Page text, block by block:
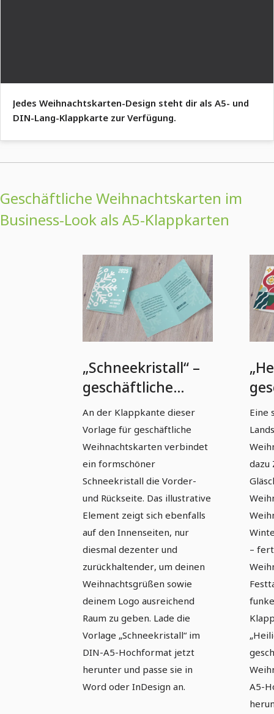
Jedes Weihnachtskarten-Design steht dir als A5- und
DIN-Lang-Klappkarte zur Verfügung.
Geschäftliche Weihnachtskarten im
Business-Look als A5-Klappkarten
„Schneekristall“ –
geschäftliche
Weihnachtskarten-
Vorlage (A5 hoch)
An der Klappkante dieser
Vorlage für geschäftliche
Weihnachtskarten verbindet
ein formschöner
Schneekristall die Vorder-
und Rückseite. Das illustrative
Element zeigt sich ebenfalls
auf den Innenseiten, nur
diesmal dezenter und
zurückhaltender, um deinen
Weihnachtsgrüßen sowie
deinem Logo ausreichend
Raum zu geben. Lade die
Vorlage „Schneekristall“ im
DIN-A5-Hochformat jetzt
herunter und passe sie in
Word oder InDesign an.
Eine
dazu
–
A5-